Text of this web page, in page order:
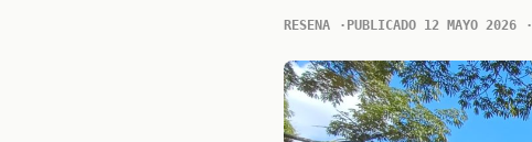
RESENA PUBLICADO 12 MAYO 2026